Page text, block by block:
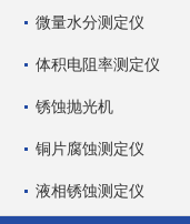
微量水分测定仪
体积电阻率测定仪
锈蚀抛光机
铜片腐蚀测定仪
液相锈蚀测定仪